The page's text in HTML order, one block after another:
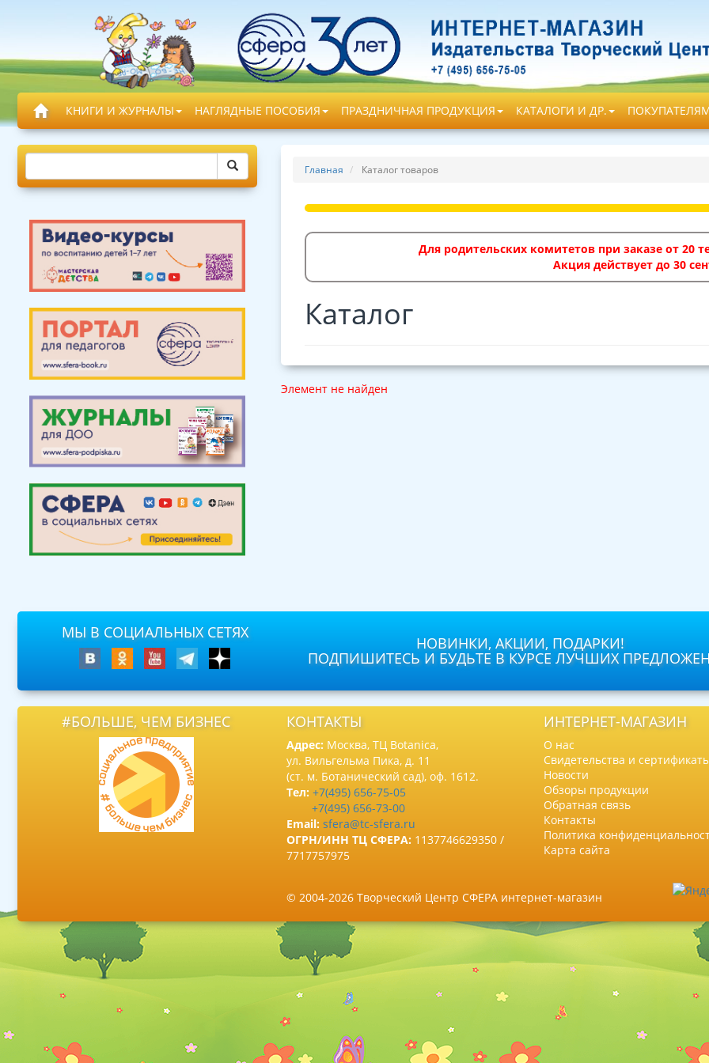
КНИГИ И ЖУРНАЛЫ НАГЛЯДНЫЕ ПОСОБИЯ ПРАЗДНИЧНАЯ ПРОДУКЦИЯ КАТАЛОГИ И ДР.
Главная Каталог товаров
Для родительских комитетов при заказе от 20
Акция действует до 30
Каталог
Элемент не найден
МЫ В СОЦИАЛЬНЫХ СЕТЯХ
НОВИНКИ, АКЦИИ, ПОДАРКИ!
ПОДПИШИТЕСЬ И БУДЬТЕ В КУРСЕ ЛУЧШИХ
#БОЛЬШЕ, ЧЕМ БИЗНЕС КОНТАКТЫ
Адрес: Москва, ТЦ Botanica,
ул. Вильгельма Пика, д. 11
(ст. м. Ботанический сад), оф. 1612.
Тел: +7(495) 656-75-05
+7(495) 656-73-00
Email: sfera@tc-sfera.ru
ОГРН/ИНН ТЦ СФЕРА: 1137746629350 /
7717757975
ИНТЕРНЕТ-МАГАЗИН
О нас
Свидетельства и
Новости
Обзоры продукции
Обратная связь
Контакты
Политика
Карта сайта
© 2004-2026 Творческий Центр СФЕРА интернет-магазин